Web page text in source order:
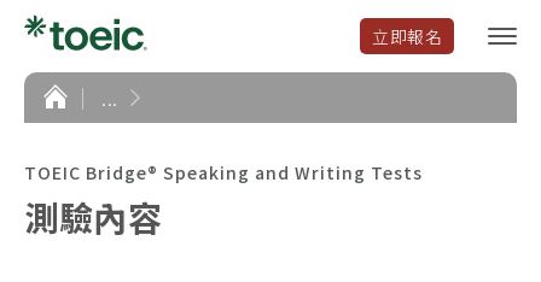
立即報名
選
單
首
頁
...
TOEIC Bridge® Speaking and Writing Tests
測驗內容